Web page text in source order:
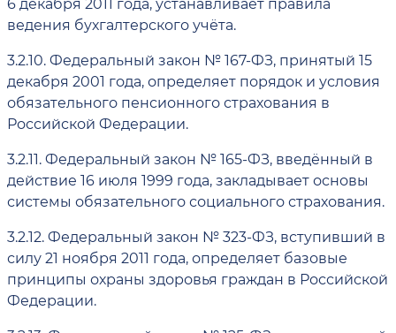
ведения бухгалтерского учёта.
3.2.10.Федеральный закон № 167-ФЗ, принятый 15
декабря 2001 года, определяет порядок и условия
обязательного пенсионного страхования в
Российской Федерации.
3.2.11.Федеральный закон № 165-ФЗ, введённый в
действие 16 июля 1999 года, закладывает основы
системы обязательного социального страхования.
3.2.12.Федеральный закон № 323-ФЗ, вступивший в
силу 21 ноября 2011 года, определяет базовые
принципы охраны здоровья граждан в Российской
Федерации.